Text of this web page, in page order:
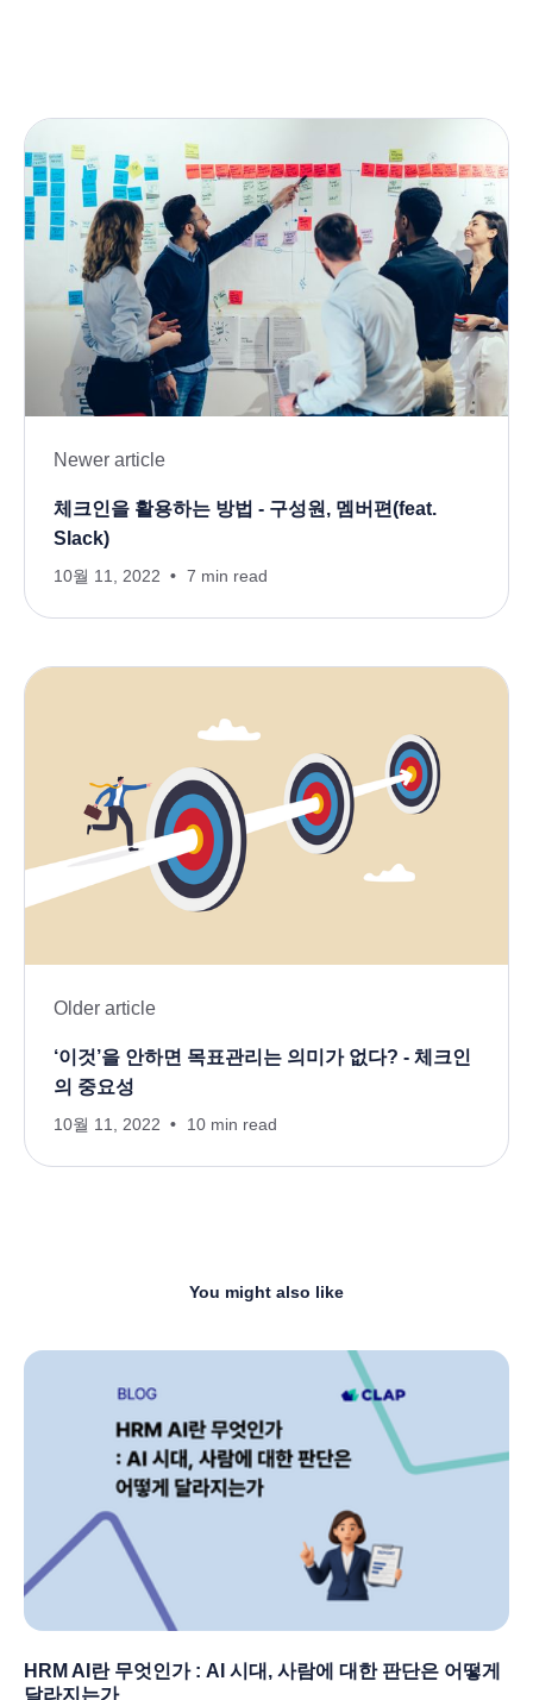
Newer article
체크인을 활용하는 방법 - 구성원, 멤버편(feat.
Slack)
10월 11, 2022 7 min read
Older article
‘이것’을 안하면 목표관리는 의미가 없다? - 체크인
의 중요성
10월 11, 2022 10 min read
You might also like
HRM AI란 무엇인가 : AI 시대, 사람에 대한 판단은 어떻게
달라지는가